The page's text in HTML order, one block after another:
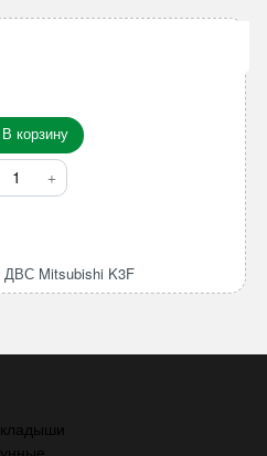
В корзину
ДВС Mitsubishi K3F